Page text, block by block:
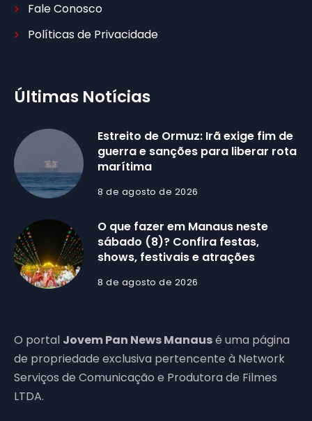
Fale Conosco
Políticas de Privacidade
Últimas Notícias
Estreito de Ormuz: Irã exige fim de
guerra e sanções para liberar rota
marítima
8 de agosto de 2026
O que fazer em Manaus neste
sábado (8)? Confira festas,
shows, festivais e atrações
8 de agosto de 2026
O portal Jovem Pan News Manausé uma página
de propriedade exclusiva pertencente à Network
Serviços de Comunicação e Produtora de Filmes
LTDA.